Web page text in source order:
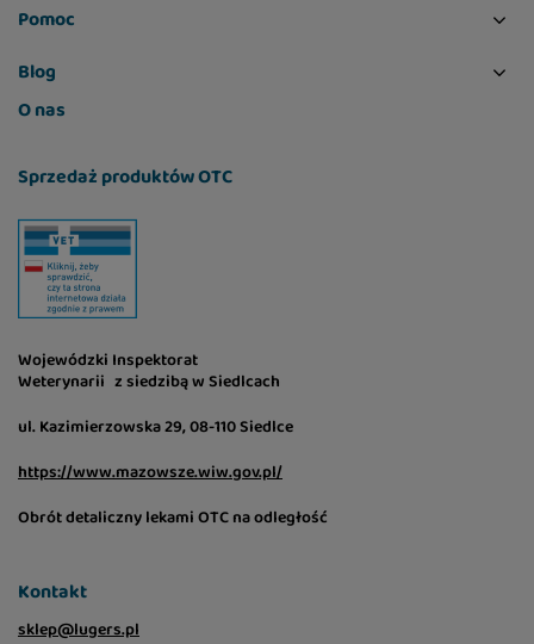
energię do zabawy.
białko z indyka (12%), hydrolizowana wątroba
(3%), białko grochu, siemię lniane, olej z łososia
(1,5%), ciecierzyca, dynia, suszona pulpa
jabłkowa, marchew, chlorek potasu, mąka
grochowa, suszony rokitnik zwyczajny (0,2%),
(0,1%), suszony rozmaryn (0,1%), suszona
żurawina (0,1%), suszony tymianek (0,1%),
hydrolizowane muszle skorupiaków (źródło
fruktooligosacharydów, 0,0163%), ekstrakt z
chrząstki (źródło chondroityny, 0,014%), drożdże
Pomoc
Blog
O nas
Sprzedaż produktów OTC
Wojewódzki Inspektorat
Weterynarii z siedzibą w Siedlcach
ul. Kazimierzowska 29, 08-110 Siedlce
https://www.mazowsze.wiw.gov.pl/
Obrót detaliczny lekami OTC na odległość
Kontakt
sklep@lugers.pl